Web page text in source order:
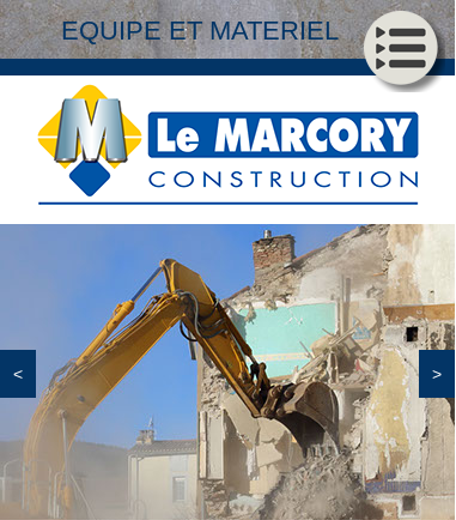
EQUIPE ET MATERIEL
< >